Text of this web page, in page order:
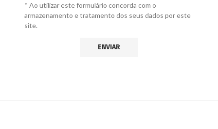
* Ao utilizar este formulário concorda com o
armazenamento e tratamento dos seus dados por este
site.